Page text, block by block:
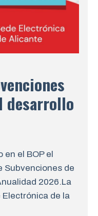
desarrollo
el BOP el
Subvenciones de
2026.La
de la